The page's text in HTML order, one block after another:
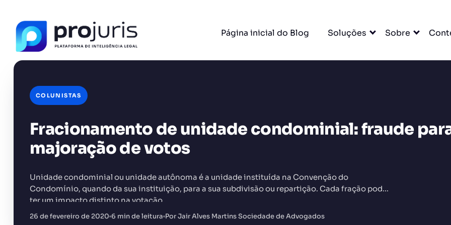
Página inicial do Blog Soluções Sobre
COLUNISTAS
Fracionamento de unidade condominial: fraude
majoração de votos
Unidade condominial ou unidade autônoma é a unidade instituída na Convenção do
Condomínio, quando da sua instituição, para a sua subdivisão ou repartição. Cada fração pode
ter um impacto distinto na votação…
26 de fevereiro de 2020 6 min de leitura Por Jair Alves Martins Sociedade de Advogados
FERRAMENTA RECOMENDADA PARA ESTE CONTEÚDO
Sumarizador de Contratos